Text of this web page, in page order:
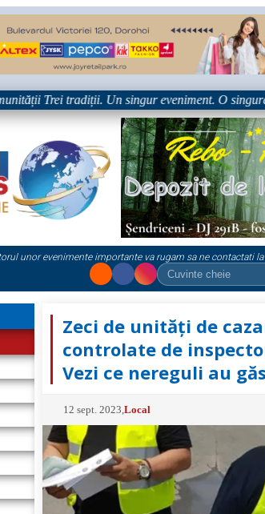
tradiții. Un singur eveniment. O singură
unor evenimente importante va rugam sa ne contactati la
Zeci de unități de
controlate de
Vezi ce nereguli au
12 sept. 2023 ,Local